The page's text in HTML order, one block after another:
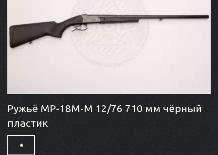
Ружьё МР-18М-М 12/76 710 мм чёрный
пластик